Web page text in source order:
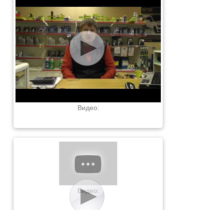
Видео:
Видео: